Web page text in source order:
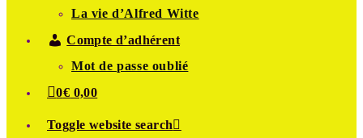
La vie d’Alfred Witte
Compte d’adhérent
Mot de passe oublié
0€ 0,00
Toggle website search